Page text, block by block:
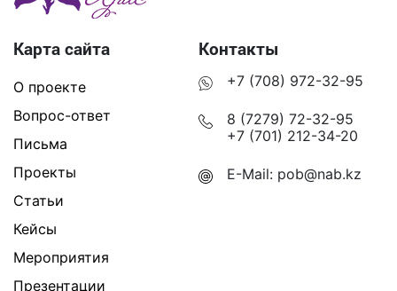
Карта сайта
О проекте
Вопрос-ответ
Письма
Проекты
Статьи
Кейсы
Мероприятия
Презентации
Контакты
+7 (708) 972-32-95
8 (7279) 72-32-95
+7 (701) 212-34-20
E-Mail: pob@nab.kz